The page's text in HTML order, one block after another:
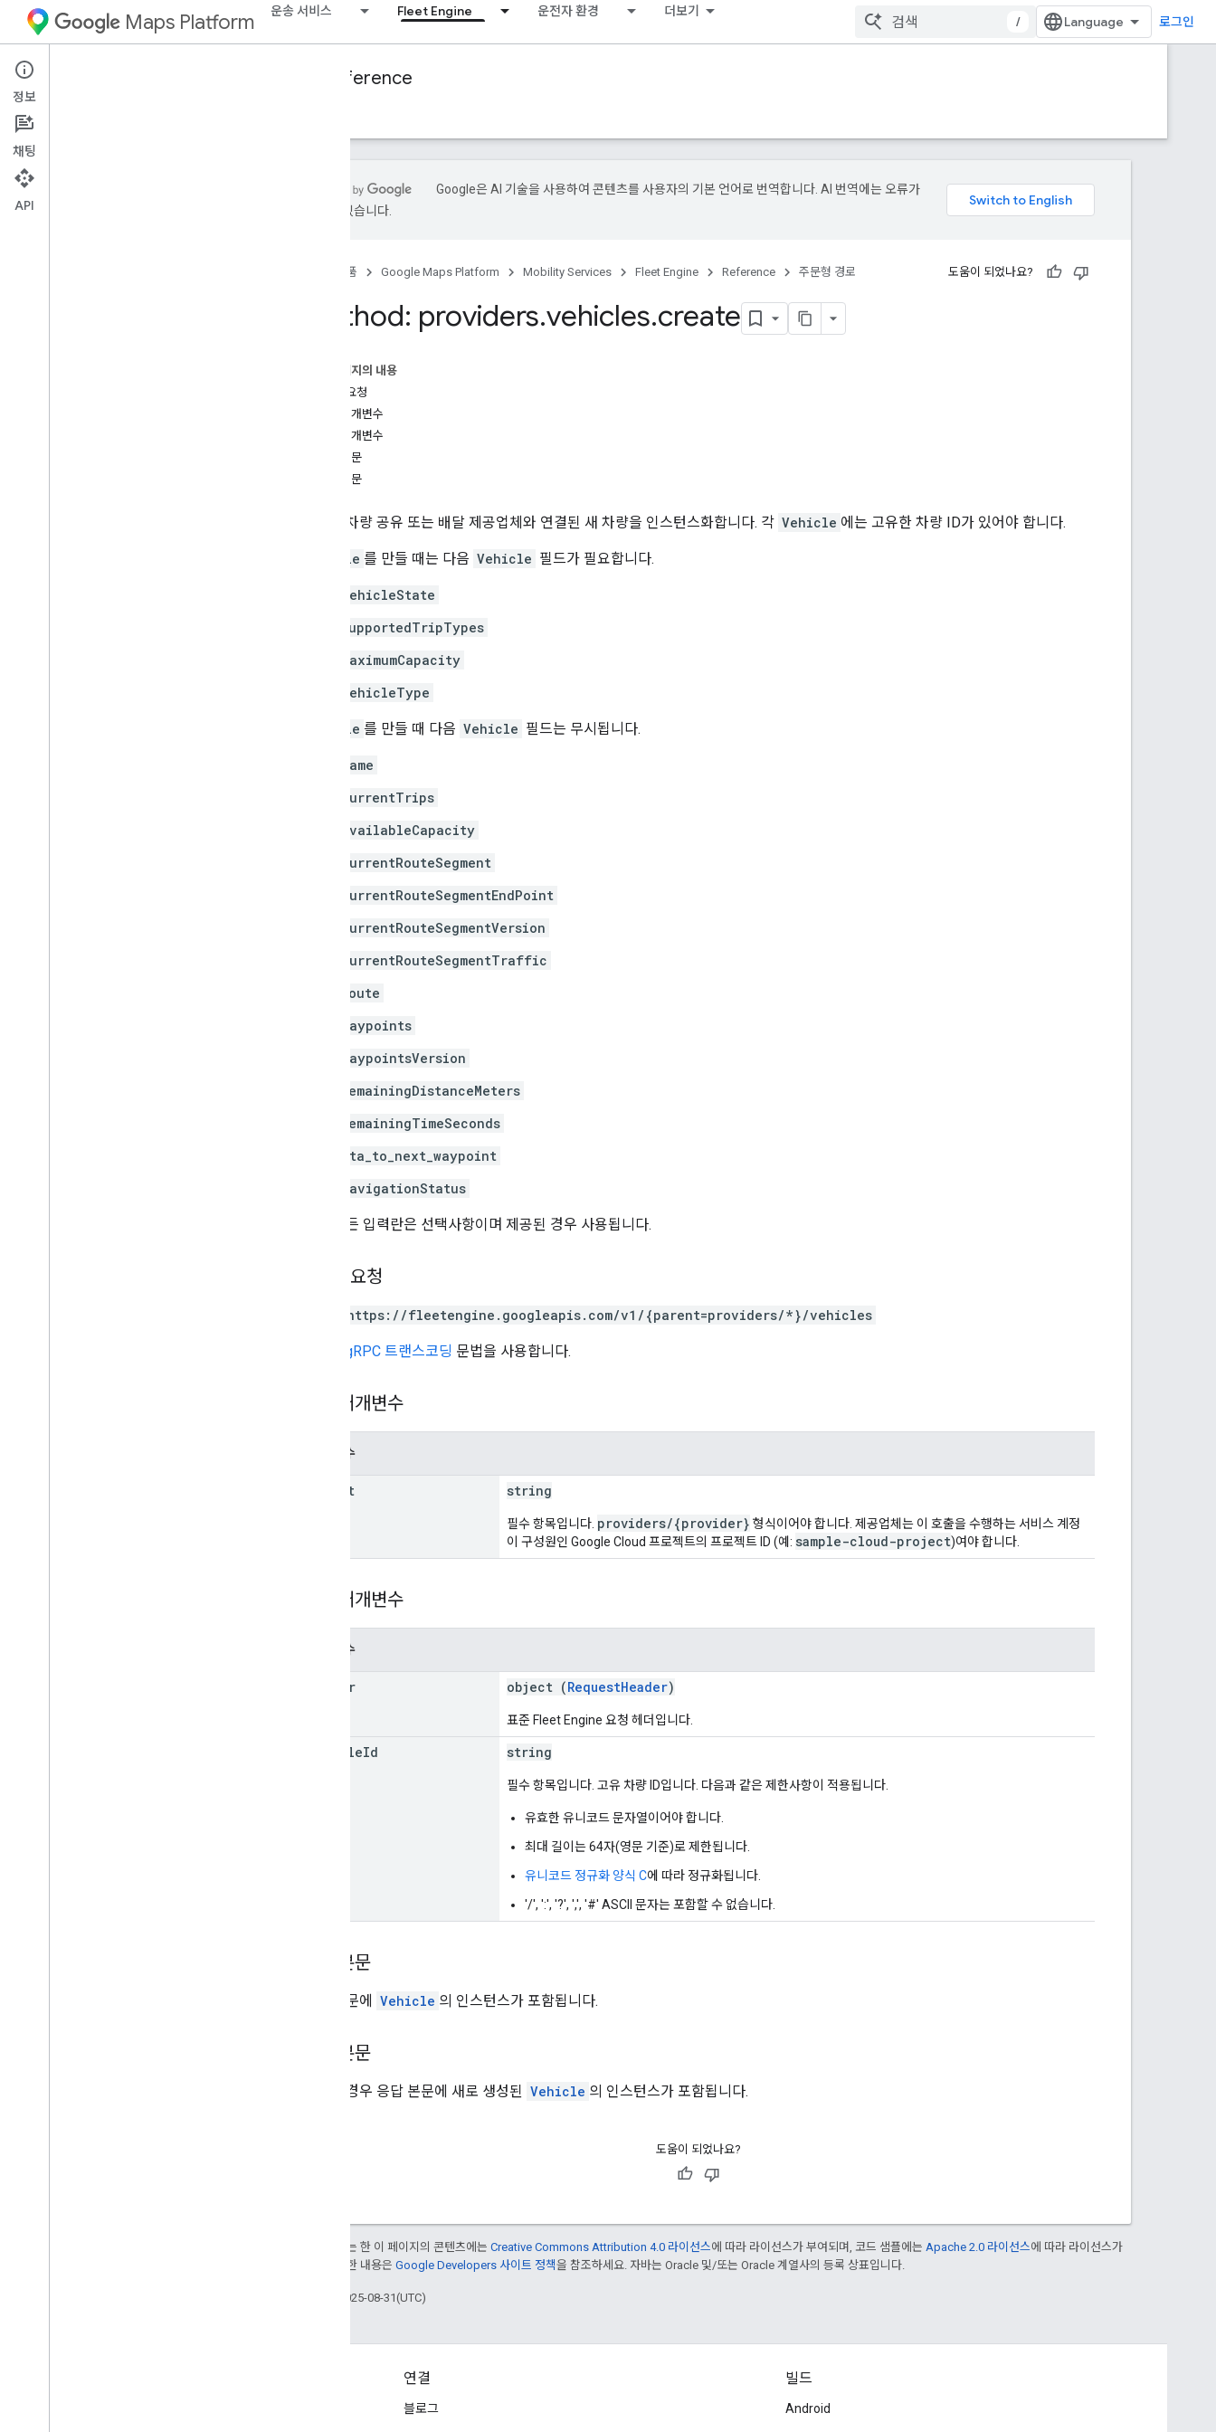
Maps Platform 운송 서비스 Fleet Engine 운전자 환경 더보기
/ 로그인
Mobility Services Reference
개요
Google은 AI 기술을 사용하여 콘텐츠를 사용자의 기본 언어로 번역합니다. AI 번역에는 오류가
있을 수 있습니다.
제품 Google Maps Platform Mobility Services Fleet Engine Reference 주문형 경로 도움이 되었나요?
Method: providers.vehicles.create
이 페이지의 내용
HTTP 요청
경로 매개변수
쿼리 매개변수
요청 본문
응답 본문
주문형 차량 공유 또는 배달 제공업체와 연결된 새 차량을 인스턴스화합니다. 각 Vehicle 에는 고유한 차량 ID가 있어야 합니다.
Vehicle 를 만들 때는 다음 Vehicle 필드가 필요합니다.
vehicleState
supportedTripTypes
maximumCapacity
vehicleType
Vehicle 를 만들 때 다음 Vehicle 필드는 무시됩니다.
name
currentTrips
availableCapacity
currentRouteSegment
currentRouteSegmentEndPoint
currentRouteSegmentVersion
currentRouteSegmentTraffic
route
waypoints
waypointsVersion
remainingDistanceMeters
remainingTimeSeconds
eta_to_next_waypoint
navigationStatus
다른 모든 입력란은 선택사항이며 제공된 경우 사용됩니다.
HTTP 요청
POST https://fleetengine.googleapis.com/v1/{parent=providers/*}/vehicles
gRPC 트랜스코딩 문법을 사용합니다.
경로 매개변수
매개변수
parent string
필수 항목입니다. providers/{provider} 형식이어야 합니다. 제공업체는 이 호출을 수행하는 서비스 계정
이 구성원인 Google Cloud 프로젝트의 프로젝트 ID (예: sample-cloud-project)여야 합니다.
쿼리 매개변수
매개변수
header object (RequestHeader)
표준 Fleet Engine 요청 헤더입니다.
vehicleId string
필수 항목입니다. 고유 차량 ID입니다. 다음과 같은 제한사항이 적용됩니다.
유효한 유니코드 문자열이어야 합니다.
최대 길이는 64자(영문 기준)로 제한됩니다.
유니코드 정규화 양식 C에 따라 정규화됩니다.
'/', ':', '?', ',', '#' ASCII 문자는 포함할 수 없습니다.
요청 본문
요청 본문에 Vehicle 의 인스턴스가 포함됩니다.
응답 본문
성공한 경우 응답 본문에 새로 생성된 Vehicle 의 인스턴스가 포함됩니다.
도움이 되었나요?
달리 명시되지 않는 한 이 페이지의 콘텐츠에는 Creative Commons Attribution 4.0 라이선스에 따라 라이선스가 부여되며, 코드 샘플에는 Apache 2.0 라이선스에 따라 라이선스가
부여됩니다. 자세한 내용은 Google Developers 사이트 정책을 참조하세요. 자바는 Oracle 및/또는 Oracle 계열사의 등록 상표입니다.
최종 업데이트: 2025-08-31(UTC)
연결
블로그
빌드
Android
정보
채팅
API